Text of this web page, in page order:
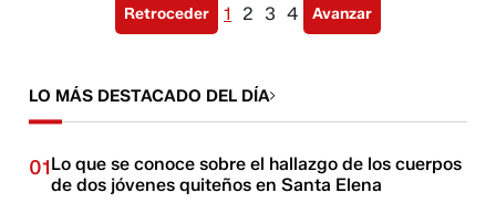
Retroceder 1 2 3 4 Avanzar
LO MÁS DESTACADO DEL DÍA
01Lo que se conoce sobre el hallazgo de los cuerpos
de dos jóvenes quiteños en Santa Elena